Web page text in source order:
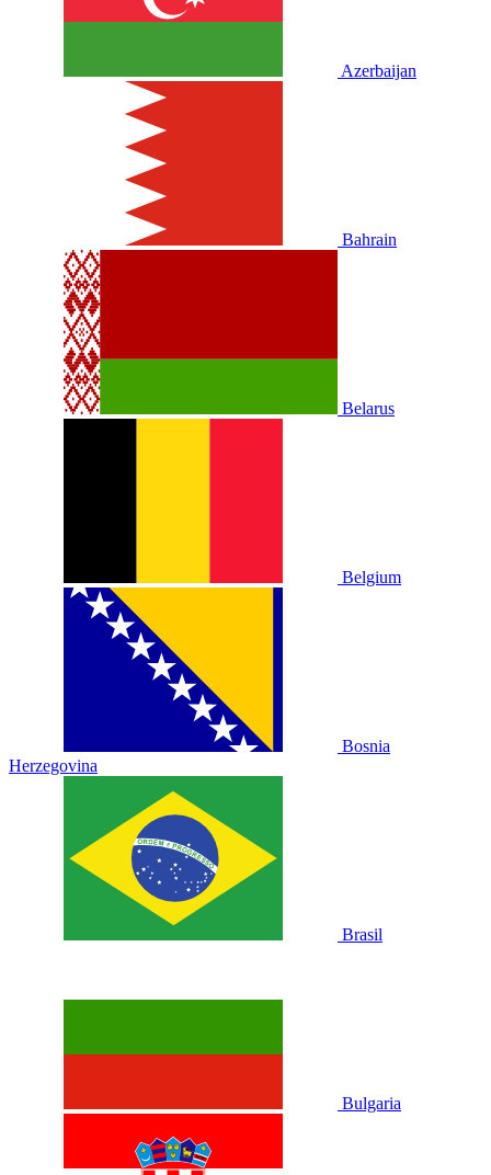
Azerbaijan
Bahrain
Belarus
Belgium
Bosnia
Herzegovina
Brasil
Bulgaria